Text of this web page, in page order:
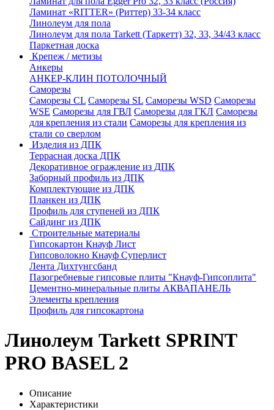
Ламинат «RITTER» (Риттер) 33-34 класс
Линолеум для пола
Линолеум для пола Tarkett (Таркетт) 32, 33, 34/43 класс
Паркетная доска
Крепеж / метизы
Анкеры
АНКЕР-КЛИН ПОТОЛОЧНЫЙ
Саморезы
Саморезы CL Саморезы SL Саморезы WSD Саморезы
WSE Саморезы для ГВЛ Саморезы для ГКЛ Саморезы
для крепления из стали Саморезы для крепления из
стали со сверлом
Изделия из ДПК
Террасная доска ДПК
Декоративное ограждение из ДПК
Заборный профиль из ДПК
Комплектующие из ДПК
Планкен из ДПК
Профиль для ступеней из ДПК
Сайдинг из ДПК
Строительные материалы
Гипсокартон Кнауф Лист
Гипсоволокно Кнауф Суперлист
Лента Дихтунгсбанд
Пазогребневые гипсовые плиты "Кнауф-Гипсоплита"
Цементно-минеральные плиты АКВАПАНЕЛЬ
Элементы крепления
Профиль для гипсокартона
Линолеум Tarkett SPRINT
PRO BASEL 2
Описание
Характеристики